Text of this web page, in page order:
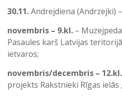
30.11.Andrejdiena (Andrzejki)
novembris – 9.kl. –
Pasaules karš Latvijas
ietvaros;
novembris/decembris – 12.kl.
projekts Rakstnieki Rīgas ielās